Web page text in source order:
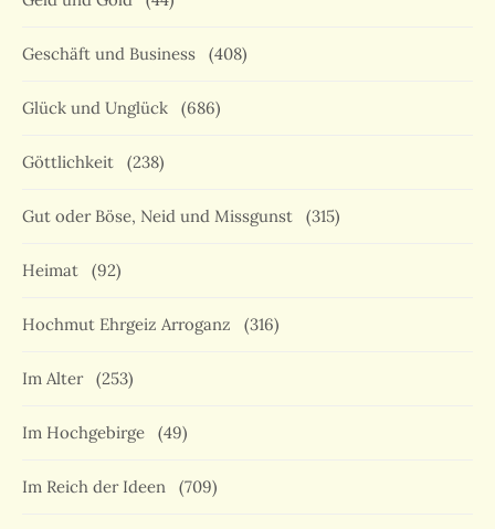
Geschäft und Business (408)
Glück und Unglück (686)
Göttlichkeit (238)
Gut oder Böse, Neid und Missgunst (315)
Heimat (92)
Hochmut Ehrgeiz Arroganz (316)
Im Alter (253)
Im Hochgebirge (49)
Im Reich der Ideen (709)